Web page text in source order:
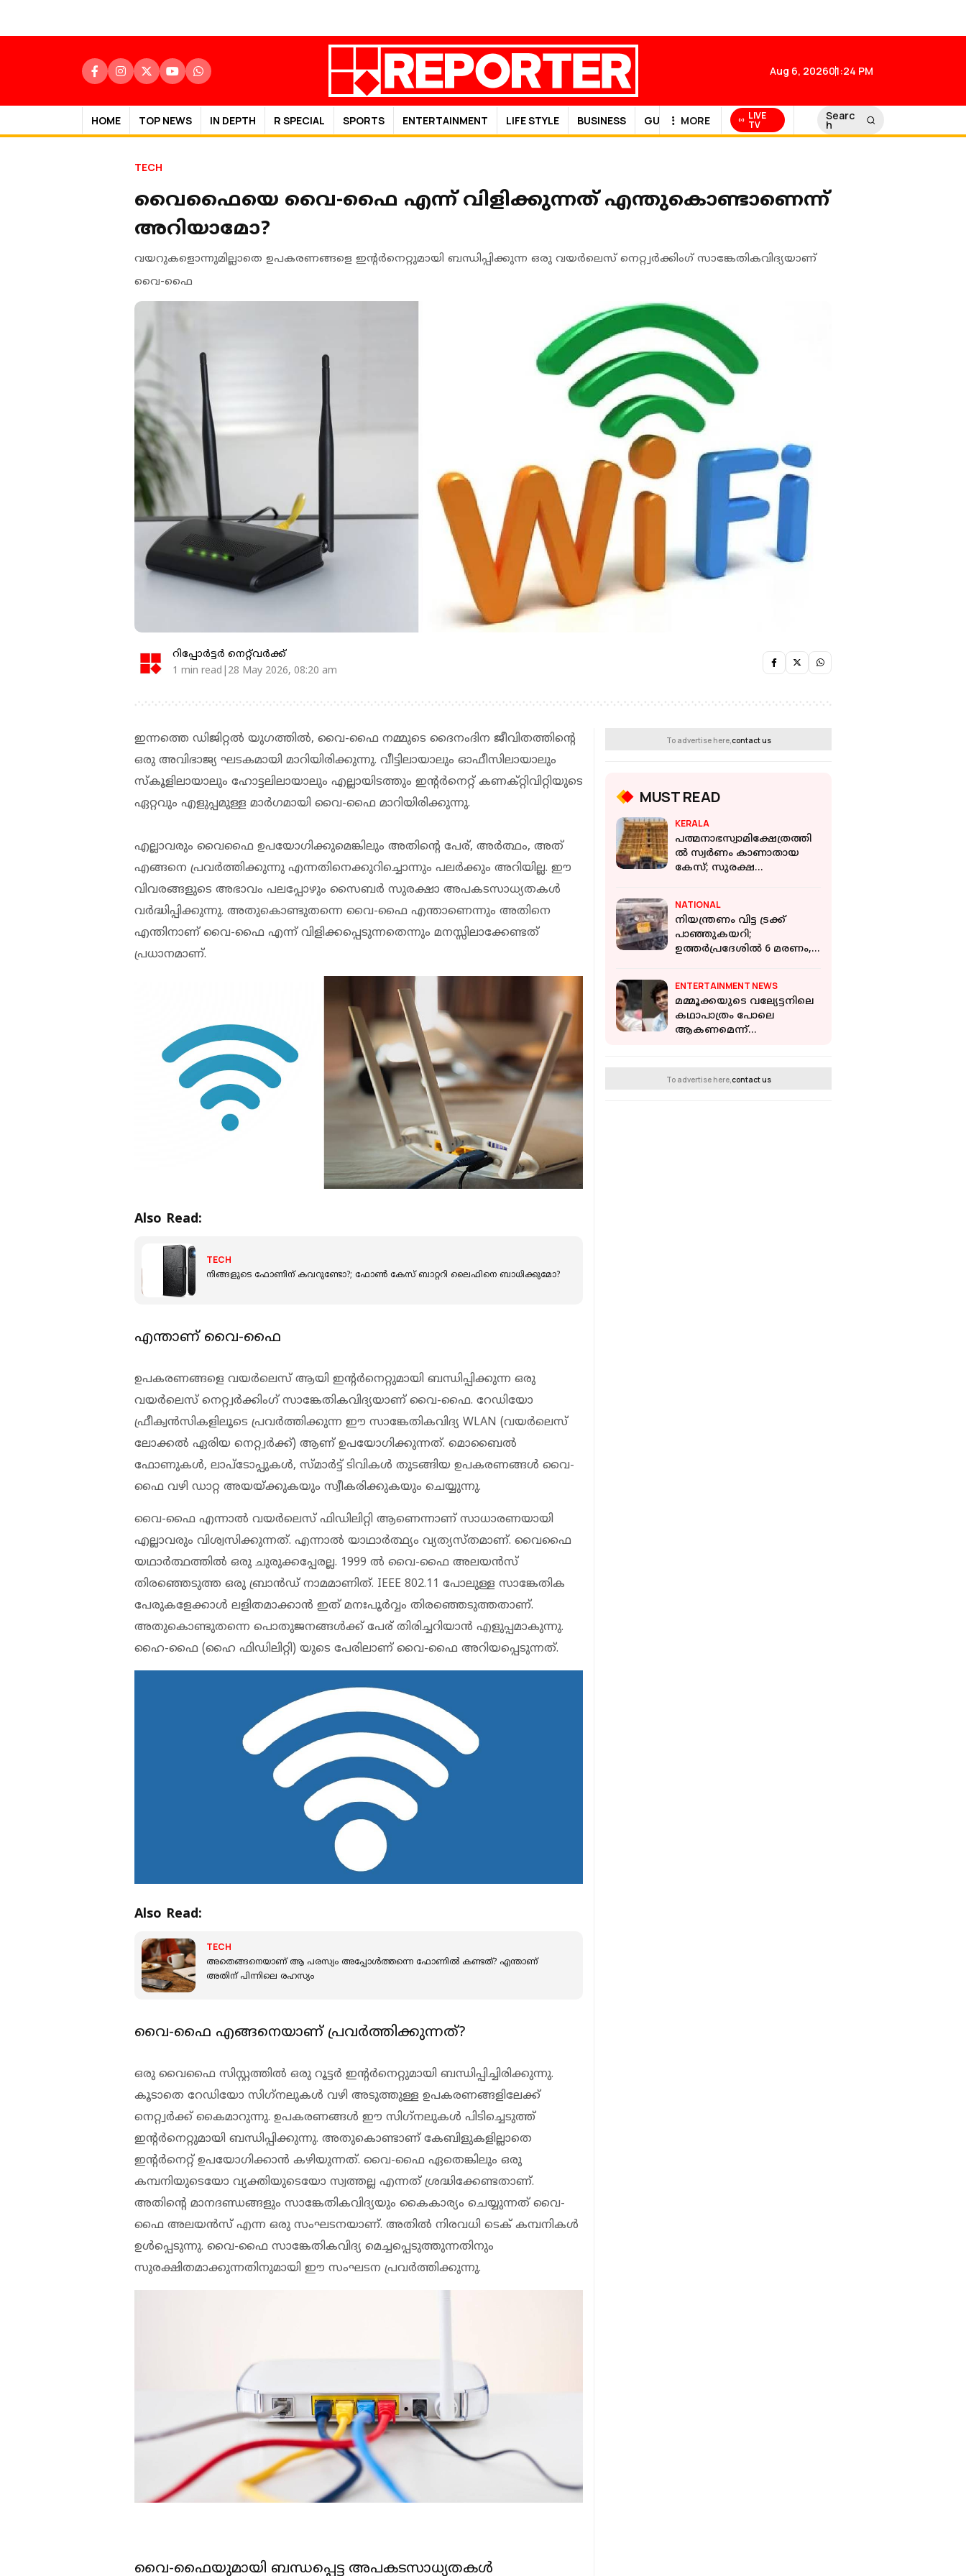
Aug 6, 202601:24 PM
HOME TOP NEWS IN DEPTH R SPECIAL SPORTS ENTERTAINMENT LIFE STYLE BUSINESS GULF NEWS
MORE LIVE
TV
Searc
h
TECH
വൈഫൈയെ വൈ-ഫൈ എന്ന് വിളിക്കുന്നത് എന്തുകൊണ്ടാണെന്ന്
അറിയാമോ?
വയറുകളൊന്നുമില്ലാതെ ഉപകരണങ്ങളെ ഇന്റര്‍നെറ്റുമായി ബന്ധിപ്പിക്കുന്ന ഒരു വയര്‍ലെസ് നെറ്റ്വര്‍ക്കിംഗ് സാങ്കേതികവിദ്യയാണ്
വൈ-ഫൈ
റിപ്പോർട്ടർ നെറ്റ്‌വര്‍ക്ക്‌
1 min read|28 May 2026, 08:20 am
ഇന്നത്തെ ഡിജിറ്റല്‍ യുഗത്തില്‍, വൈ-ഫൈ നമ്മുടെ ദൈനംദിന ജീവിതത്തിന്റെ
ഒരു അവിഭാജ്യ ഘടകമായി മാറിയിരിക്കുന്നു. വീട്ടിലായാലും ഓഫീസിലായാലും
സ്‌കൂളിലായാലും ഹോട്ടലിലായാലും എല്ലായിടത്തും ഇന്റര്‍നെറ്റ് കണക്റ്റിവിറ്റിയുടെ
ഏറ്റവും എളുപ്പമുള്ള മാര്‍ഗമായി വൈ-ഫൈ മാറിയിരിക്കുന്നു.
എല്ലാവരും വൈഫൈ ഉപയോഗിക്കുമെങ്കിലും അതിന്റെ പേര്, അര്‍ത്ഥം, അത്
എങ്ങനെ പ്രവര്‍ത്തിക്കുന്നു എന്നതിനെക്കുറിച്ചൊന്നും പലര്‍ക്കും അറിയില്ല. ഈ
വിവരങ്ങളുടെ അഭാവം പലപ്പോഴും സൈബര്‍ സുരക്ഷാ അപകടസാധ്യതകള്‍
വര്‍ദ്ധിപ്പിക്കുന്നു. അതുകൊണ്ടുതന്നെ വൈ-ഫൈ എന്താണെന്നും അതിനെ
എന്തിനാണ് വൈ-ഫൈ എന്ന് വിളിക്കപ്പെടുന്നതെന്നും മനസ്സിലാക്കേണ്ടത്
പ്രധാനമാണ്.
Also Read:
TECH
നിങ്ങളുടെ ഫോണിന് കവറുണ്ടോ?; ഫോണ്‍ കേസ് ബാറ്ററി ലൈഫിനെ ബാധിക്കുമോ?
എന്താണ് വൈ-ഫൈ
ഉപകരണങ്ങളെ വയര്‍ലെസ് ആയി ഇന്റര്‍നെറ്റുമായി ബന്ധിപ്പിക്കുന്ന ഒരു
വയര്‍ലെസ് നെറ്റ്വര്‍ക്കിംഗ് സാങ്കേതികവിദ്യയാണ് വൈ-ഫൈ. റേഡിയോ
ഫ്രീക്വന്‍സികളിലൂടെ പ്രവര്‍ത്തിക്കുന്ന ഈ സാങ്കേതികവിദ്യ WLAN (വയര്‍ലെസ്
ലോക്കല്‍ ഏരിയ നെറ്റ്വര്‍ക്ക്) ആണ് ഉപയോഗിക്കുന്നത്. മൊബൈല്‍
ഫോണുകള്‍, ലാപ്ടോപ്പുകള്‍, സ്മാര്‍ട്ട് ടിവികള്‍ തുടങ്ങിയ ഉപകരണങ്ങള്‍ വൈ-
ഫൈ വഴി ഡാറ്റ അയയ്ക്കുകയും സ്വീകരിക്കുകയും ചെയ്യുന്നു.
വൈ-ഫൈ എന്നാല്‍ വയര്‍ലെസ് ഫിഡിലിറ്റി ആണെന്നാണ് സാധാരണയായി
എല്ലാവരും വിശ്വസിക്കുന്നത്. എന്നാല്‍ യാഥാര്‍ത്ഥ്യം വ്യത്യസ്തമാണ്. വൈഫൈ
യഥാര്‍ത്ഥത്തില്‍ ഒരു ചുരുക്കപ്പേരല്ല. 1999 ല്‍ വൈ-ഫൈ അലയന്‍സ്
തിരഞ്ഞെടുത്ത ഒരു ബ്രാന്‍ഡ് നാമമാണിത്. IEEE 802.11 പോലുള്ള സാങ്കേതിക
പേരുകളേക്കാള്‍ ലളിതമാക്കാന്‍ ഇത് മനഃപൂര്‍വ്വം തിരഞ്ഞെടുത്തതാണ്.
അതുകൊണ്ടുതന്നെ പൊതുജനങ്ങള്‍ക്ക് പേര് തിരിച്ചറിയാന്‍ എളുപ്പമാകുന്നു.
ഹൈ-ഫൈ (ഹൈ ഫിഡിലിറ്റി) യുടെ പേരിലാണ് വൈ-ഫൈ അറിയപ്പെടുന്നത്.
Also Read:
TECH
അതെങ്ങനെയാണ് ആ പരസ്യം അപ്പോള്‍ത്തന്നെ ഫോണില്‍ കണ്ടത്? എന്താണ്
അതിന് പിന്നിലെ രഹസ്യം
വൈ-ഫൈ എങ്ങനെയാണ് പ്രവര്‍ത്തിക്കുന്നത്?
ഒരു വൈഫൈ സിസ്റ്റത്തില്‍ ഒരു റൂട്ടര്‍ ഇന്റര്‍നെറ്റുമായി ബന്ധിപ്പിച്ചിരിക്കുന്നു.
കൂടാതെ റേഡിയോ സിഗ്‌നലുകള്‍ വഴി അടുത്തുള്ള ഉപകരണങ്ങളിലേക്ക്
നെറ്റ്വര്‍ക്ക് കൈമാറുന്നു. ഉപകരണങ്ങള്‍ ഈ സിഗ്‌നലുകള്‍ പിടിച്ചെടുത്ത്
ഇന്റര്‍നെറ്റുമായി ബന്ധിപ്പിക്കുന്നു. അതുകൊണ്ടാണ് കേബിളുകളില്ലാതെ
ഇന്റര്‍നെറ്റ് ഉപയോഗിക്കാന്‍ കഴിയുന്നത്. വൈ-ഫൈ ഏതെങ്കിലും ഒരു
കമ്പനിയുടെയോ വ്യക്തിയുടെയോ സ്വത്തല്ല എന്നത് ശ്രദ്ധിക്കേണ്ടതാണ്.
അതിന്റെ മാനദണ്ഡങ്ങളും സാങ്കേതികവിദ്യയും കൈകാര്യം ചെയ്യുന്നത് വൈ-
ഫൈ അലയന്‍സ് എന്ന ഒരു സംഘടനയാണ്. അതില്‍ നിരവധി ടെക് കമ്പനികള്‍
ഉള്‍പ്പെടുന്നു. വൈ-ഫൈ സാങ്കേതികവിദ്യ മെച്ചപ്പെടുത്തുന്നതിനും
സുരക്ഷിതമാക്കുന്നതിനുമായി ഈ സംഘടന പ്രവര്‍ത്തിക്കുന്നു.
വൈ-ഫൈയുമായി ബന്ധപ്പെട്ട അപകടസാധ്യതകള്‍
To advertise here, contact us
MUST READ
KERALA
പത്മനാഭസ്വാമിക്ഷേത്രത്തി
ൽ സ്വർണം കാണാതായ
കേസ്; സുരക്ഷ
അടുപ്പക്കാർ: റിപ്പോർട്ട്
NATIONAL
നിയന്ത്രണം വിട്ട ട്രക്ക്
പാഞ്ഞുകയറി;
ഉത്തർപ്രദേശിൽ 6 മരണം, 4
ENTERTAINMENT NEWS
മമ്മൂക്കയുടെ വല്യേട്ടനിലെ
കഥാപാത്രം പോലെ
ആകണമെന്ന്
To advertise here, contact us